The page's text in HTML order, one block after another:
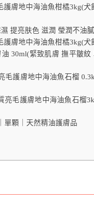
護膚地中海油魚柑橘3kg(犬
提亮肤色 滋潤 瑩潤不油
護膚地中海油魚柑橘3kg(犬
30ml(緊致肌膚 撫平皺
毛護膚地中海油魚石榴
亮毛護膚地中海油魚石榴
單顆｜天然精油護膚品